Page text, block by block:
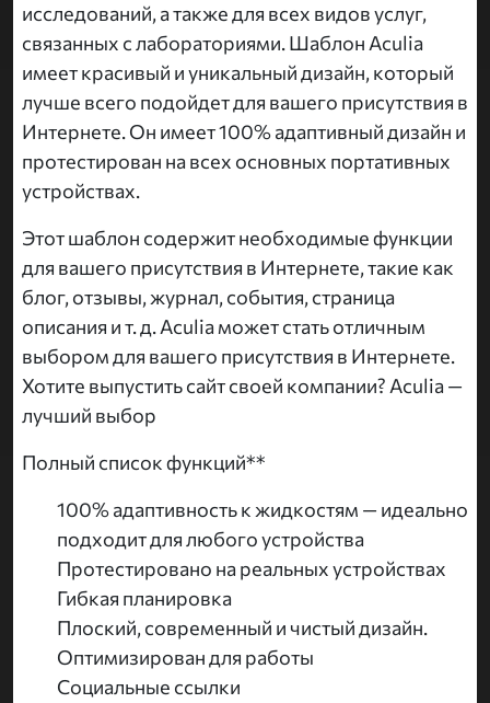
исследований, а также для всех видов услуг,
связанных с лабораториями. Шаблон Aculia
имеет красивый и уникальный дизайн, который
лучше всего подойдет для вашего присутствия в
Интернете. Он имеет 100% адаптивный дизайн и
протестирован на всех основных портативных
устройствах.
Этот шаблон содержит необходимые функции
для вашего присутствия в Интернете, такие как
блог, отзывы, журнал, события, страница
описания и т. д. Aculia может стать отличным
выбором для вашего присутствия в Интернете.
Хотите выпустить сайт своей компании? Aculia —
лучший выбор
Полный список функций**
100% адаптивность к жидкостям — идеально
подходит для любого устройства
Протестировано на реальных устройствах
Гибкая планировка
Плоский, современный и чистый дизайн.
Оптимизирован для работы
Социальные ссылки